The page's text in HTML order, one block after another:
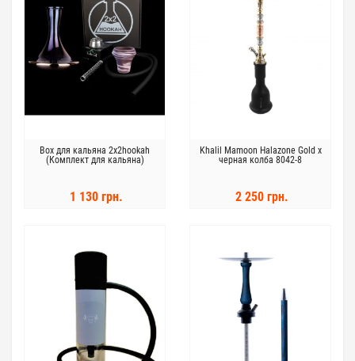
Box для кальяна 2x2hookah
(Комплект для кальяна)
1 130 грн.
Khalil Mamoon Halazone Gold x
черная колба 8042-8
2 250 грн.